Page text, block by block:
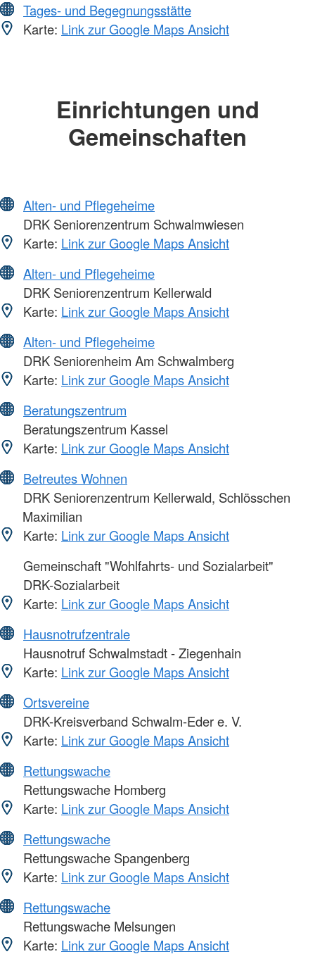
Tages- und Begegnungsstätte
Karte: Link zur Google Maps Ansicht
Einrichtungen und
Gemeinschaften
Alten- und Pflegeheime
DRK Seniorenzentrum Schwalmwiesen
Karte: Link zur Google Maps Ansicht
Alten- und Pflegeheime
DRK Seniorenzentrum Kellerwald
Karte: Link zur Google Maps Ansicht
Alten- und Pflegeheime
DRK Seniorenheim Am Schwalmberg
Karte: Link zur Google Maps Ansicht
Beratungszentrum
Beratungszentrum Kassel
Karte: Link zur Google Maps Ansicht
Betreutes Wohnen
DRK Seniorenzentrum Kellerwald, Schlösschen
Maximilian
Karte: Link zur Google Maps Ansicht
Gemeinschaft "Wohlfahrts- und Sozialarbeit"
DRK-Sozialarbeit
Karte: Link zur Google Maps Ansicht
Hausnotrufzentrale
Hausnotruf Schwalmstadt - Ziegenhain
Karte: Link zur Google Maps Ansicht
Ortsvereine
DRK-Kreisverband Schwalm-Eder e. V.
Karte: Link zur Google Maps Ansicht
Rettungswache
Rettungswache Homberg
Karte: Link zur Google Maps Ansicht
Rettungswache
Rettungswache Spangenberg
Karte: Link zur Google Maps Ansicht
Rettungswache
Rettungswache Melsungen
Karte: Link zur Google Maps Ansicht